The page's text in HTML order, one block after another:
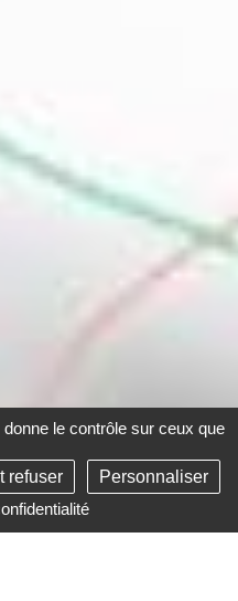
le contrôle sur ceux que
refuser
Personnaliser